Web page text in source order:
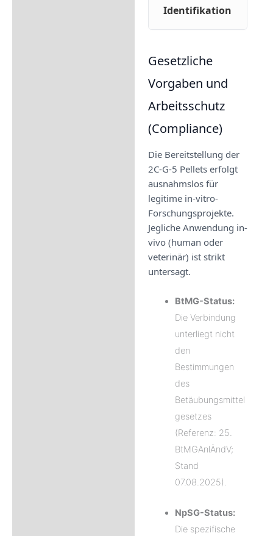
Identifikation
Gesetzliche
Vorgaben und
Arbeitsschutz
(Compliance)
Die Bereitstellung der
2C-G-5 Pellets erfolgt
ausnahmslos für
legitime in-vitro-
Forschungsprojekte.
Jegliche Anwendung in-
vivo (human oder
veterinär) ist strikt
untersagt.
BtMG-Status:
Die Verbindung
unterliegt nicht
den
Bestimmungen
des
Betäubungsmittel
gesetzes
(Referenz: 25.
BtMGAnlÄndV;
Stand
07.08.2025).
NpSG-Status:
Die spezifische